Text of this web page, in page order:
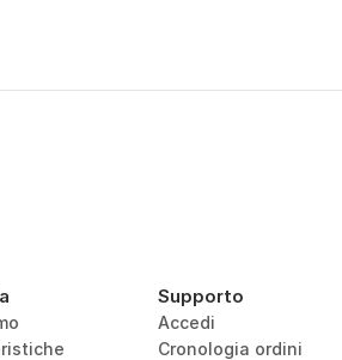
Supporto
Accedi
Cronologia ordini